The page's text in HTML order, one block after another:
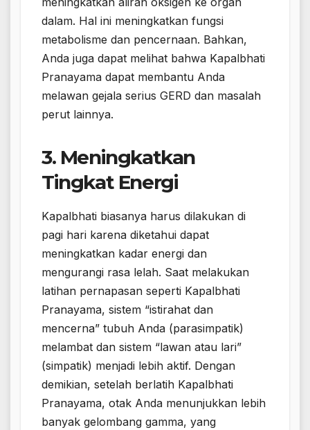
dalam. Hal ini meningkatkan fungsi
metabolisme dan pencernaan. Bahkan,
Anda juga dapat melihat bahwa Kapalbhati
Pranayama dapat membantu Anda
melawan gejala serius GERD dan masalah
perut lainnya.
3. Meningkatkan
Tingkat Energi
Kapalbhati biasanya harus dilakukan di
pagi hari karena diketahui dapat
meningkatkan kadar energi dan
mengurangi rasa lelah. Saat melakukan
latihan pernapasan seperti Kapalbhati
Pranayama, sistem “istirahat dan
mencerna” tubuh Anda (parasimpatik)
melambat dan sistem “lawan atau lari”
(simpatik) menjadi lebih aktif. Dengan
demikian, setelah berlatih Kapalbhati
Pranayama, otak Anda menunjukkan lebih
banyak gelombang gamma, yang